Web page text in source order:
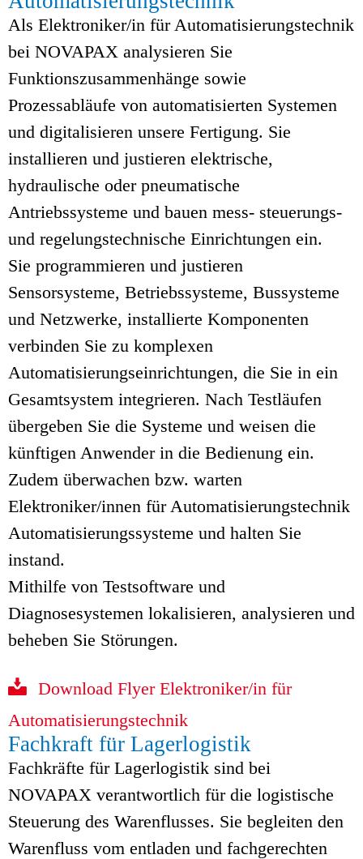
Als Elektroniker/in für Automatisierungstechnik
bei NOVAPAX analysieren Sie
Funktionszusammenhänge sowie
Prozessabläufe von automatisierten Systemen
und digitalisieren unsere Fertigung. Sie
installieren und justieren elektrische,
hydraulische oder pneumatische
Antriebssysteme und bauen mess- steuerungs-
und regelungstechnische Einrichtungen ein.
Sie programmieren und justieren
Sensorsysteme, Betriebssysteme, Bussysteme
und Netzwerke, installierte Komponenten
verbinden Sie zu komplexen
Automatisierungseinrichtungen, die Sie in ein
Gesamtsystem integrieren. Nach Testläufen
übergeben Sie die Systeme und weisen die
künftigen Anwender in die Bedienung ein.
Zudem überwachen bzw. warten
Elektroniker/innen für Automatisierungstechnik
Automatisierungssysteme und halten Sie
instand.
Mithilfe von Testsoftware und
Diagnosesystemen lokalisieren, analysieren und
beheben Sie Störungen.
Download Flyer Elektroniker/in für
Automatisierungstechnik
Fachkraft für Lagerlogistik
Fachkräfte für Lagerlogistik sind bei
NOVAPAX verantwortlich für die logistische
Steuerung des Warenflusses. Sie begleiten den
Warenfluss vom entladen und fachgerechten